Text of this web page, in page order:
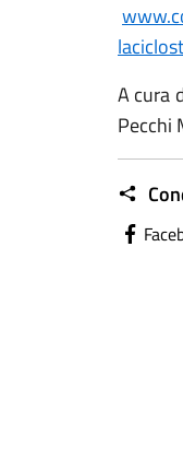
A cura
Pecchi